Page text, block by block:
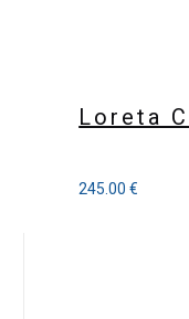
Loreta
245.00€